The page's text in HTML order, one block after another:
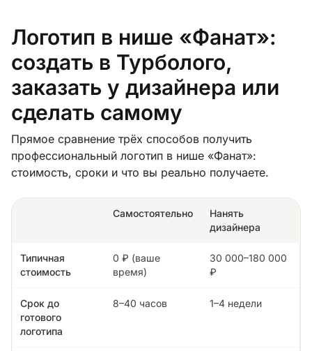
Логотип в нише «Фанат»:
создать в Турболого,
заказать у дизайнера или
сделать самому
Прямое сравнение трёх способов получить
профессиональный логотип в нише «Фанат»:
стоимость, сроки и что вы реально получаете.
Самостоятельно
Нанять
дизайнера
Типичная
стоимость
0 ₽ (ваше
время)
30 000–180 000
₽
Срок до
готового
логотипа
8–40 часов 1–4 недели